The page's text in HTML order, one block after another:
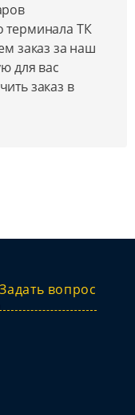
ТК
заказ за наш
для вас
заказ в
Задать вопрос